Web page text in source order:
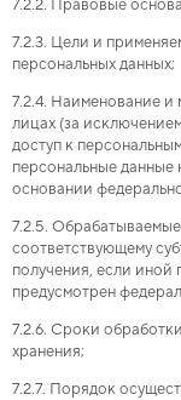
7.2.2. Правовые
7.2.3. Цели и
персональных данных;
7.2.4. Наименование и
лицах (за
доступ к
персональные
основании
7.2.5.
соответствующему
получения, если иной
предусмотрен
7.2.6. Сроки
хранения;
7.2.7. Порядок